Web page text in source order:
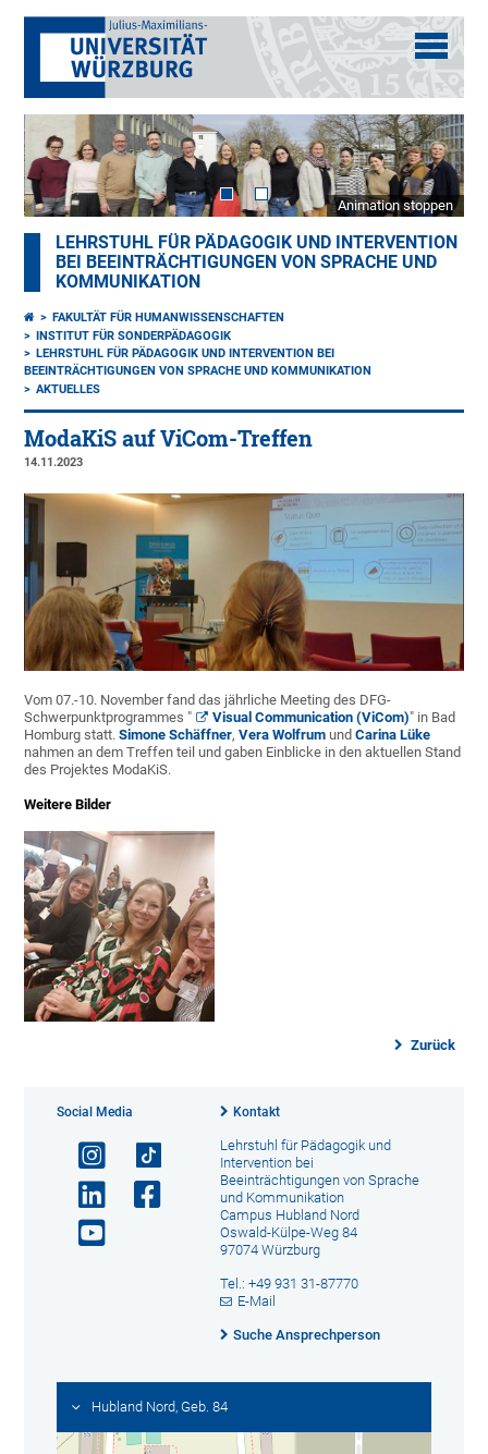
Animation stoppen
LEHRSTUHL FÜR PÄDAGOGIK UND INTERVENTION
BEI BEEINTRÄCHTIGUNGEN VON SPRACHE UND
KOMMUNIKATION
FAKULTÄT FÜR HUMANWISSENSCHAFTEN
INSTITUT FÜR SONDERPÄDAGOGIK
LEHRSTUHL FÜR PÄDAGOGIK UND INTERVENTION BEI
BEEINTRÄCHTIGUNGEN VON SPRACHE UND KOMMUNIKATION
AKTUELLES
ModaKiS auf ViCom-Treffen
14.11.2023
Vom 07.-10. November fand das jährliche Meeting des DFG-
Schwerpunktprogrammes "
Visual Communication (ViCom)" in Bad
Homburg statt.Simone Schäffner,Vera Wolfrum undCarina Lüke
nahmen an dem Treffen teil und gaben Einblicke in den aktuellen Stand
des Projektes ModaKiS.
Weitere Bilder
Zurück
Social Media Kontakt
Lehrstuhl für Pädagogik und
Intervention bei
Beeinträchtigungen von Sprache
und Kommunikation
Campus Hubland Nord
Oswald-Külpe-Weg 84
97074 Würzburg
Tel.: +49 931 31-87770
E-Mail
Suche Ansprechperson
Hubland Nord, Geb. 84